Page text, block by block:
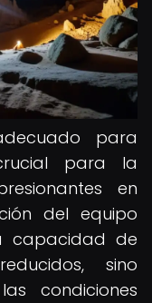
para
para la
en
del equipo
capacidad de
sino
condiciones